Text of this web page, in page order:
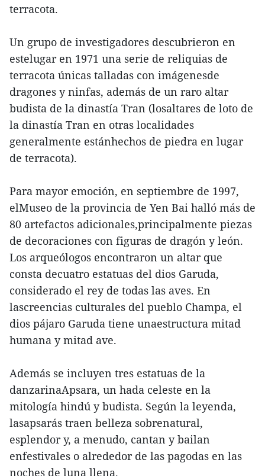
terracota.
Un grupo de investigadores descubrieron en
estelugar en 1971 una serie de reliquias de
terracota únicas talladas con imágenesde
dragones y ninfas, además de un raro altar
budista de la dinastía Tran (losaltares de loto de
la dinastía Tran en otras localidades
generalmente estánhechos de piedra en lugar
de terracota).
Para mayor emoción, en septiembre de 1997,
elMuseo de la provincia de Yen Bai halló más de
80 artefactos adicionales,principalmente piezas
de decoraciones con figuras de dragón y león.
Los arqueólogos encontraron un altar que
consta decuatro estatuas del dios Garuda,
considerado el rey de todas las aves. En
lascreencias culturales del pueblo Champa, el
dios pájaro Garuda tiene unaestructura mitad
humana y mitad ave.
Además se incluyen tres estatuas de la
danzarinaApsara, un hada celeste en la
mitología hindú y budista. Según la leyenda,
lasapsarás traen belleza sobrenatural,
esplendor y, a menudo, cantan y bailan
enfestivales o alrededor de las pagodas en las
noches de luna llena.